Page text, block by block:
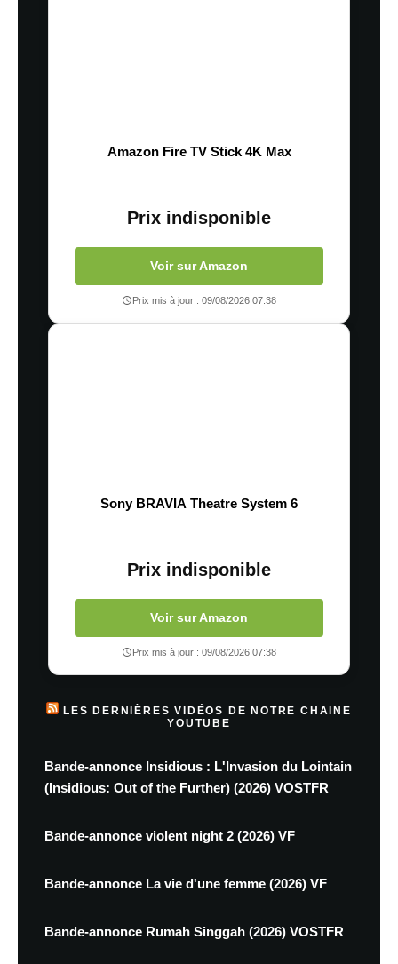
Amazon Fire TV Stick 4K Max
Prix indisponible
Voir sur Amazon
Prix mis à jour : 09/08/2026 07:38
Sony BRAVIA Theatre System 6
Prix indisponible
Voir sur Amazon
Prix mis à jour : 09/08/2026 07:38
LES DERNIÈRES VIDÉOS DE NOTRE CHAINE
YOUTUBE
Bande-annonce Insidious : L'Invasion du Lointain
(Insidious: Out of the Further) (2026) VOSTFR
Bande-annonce violent night 2 (2026) VF
Bande-annonce La vie d'une femme (2026) VF
Bande-annonce Rumah Singgah (2026) VOSTFR